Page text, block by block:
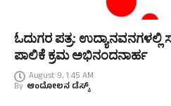
ಓದುಗರ ಪತ್ರ: ಉದ್ಯಾನವನಗಳಲ್ಲಿ
ಪಾಲಿಕೆ ಕ್ರಮ ಅಭಿನಂದನಾರ್ಹ
August 9, 1:45 AM
By ಆಂದೋಲನ ಡೆಸ್ಕ್